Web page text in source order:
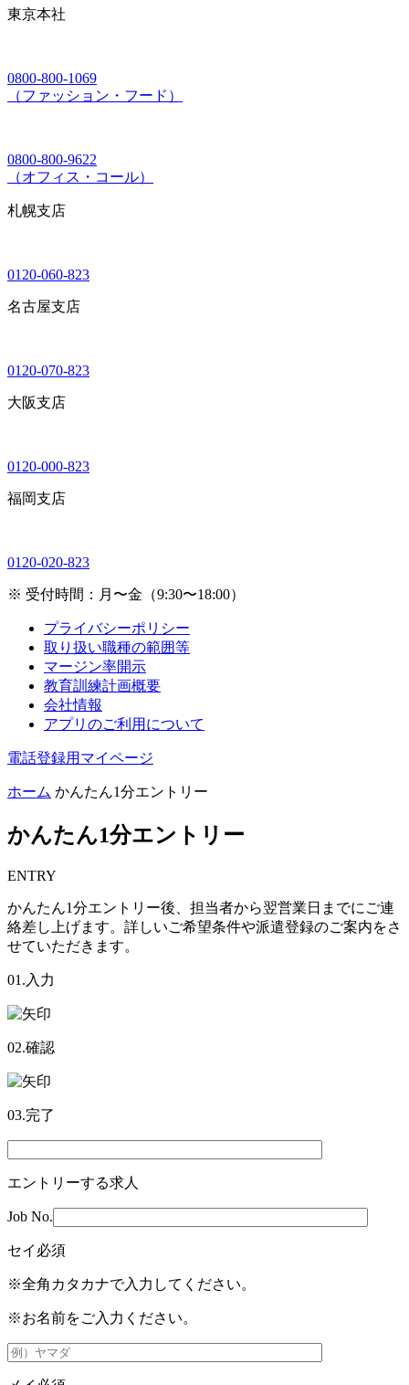
東京本社
0800-800-1069
（ファッション・フード）
0800-800-9622
（オフィス・コール）
札幌支店
0120-060-823
名古屋支店
0120-070-823
大阪支店
0120-000-823
福岡支店
0120-020-823
※ 受付時間：月〜金（9:30〜18:00）
プライバシーポリシー
取り扱い職種の範囲等
マージン率開示
教育訓練計画概要
会社情報
アプリのご利用について
電話登録用マイページ
ホーム かんたん1分エントリー
かんたん1分エントリー
ENTRY
かんたん1分エントリー後、担当者から翌営業日までにご連
絡差し上げます。詳しいご希望条件や派遣登録のご案内をさ
せていただきます。
01.入力
02.確認
03.完了
エントリーする求人
Job No.
セイ 必須
※全角カタカナで入力してください。
※お名前をご入力ください。